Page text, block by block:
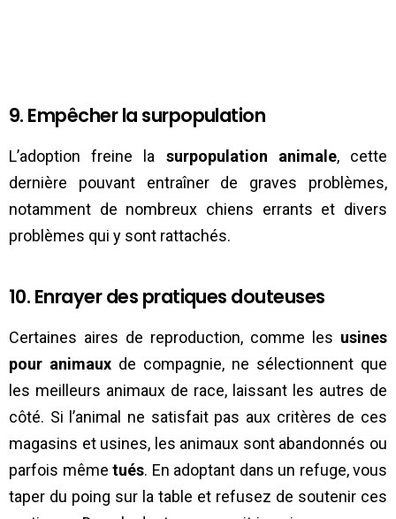
9. Empêcher la surpopulation
L’adoption freine la surpopulation animale, cette
dernière pouvant entraîner de graves problèmes,
notamment de nombreux chiens errants et divers
problèmes qui y sont rattachés.
10. Enrayer des pratiques douteuses
Certaines aires de reproduction, comme les usines
pour animaux de compagnie, ne sélectionnent que
les meilleurs animaux de race, laissant les autres de
côté. Si l’animal ne satisfait pas aux critères de ces
magasins et usines, les animaux sont abandonnés ou
parfois même tués. En adoptant dans un refuge, vous
taper du poing sur la table et refusez de soutenir ces